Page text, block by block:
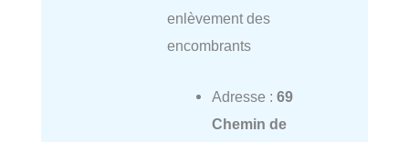
enlèvement des
encombrants
Adresse : 69
Chemin de